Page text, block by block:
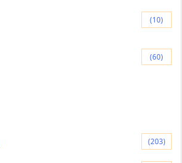
(10)
(60)
(203)